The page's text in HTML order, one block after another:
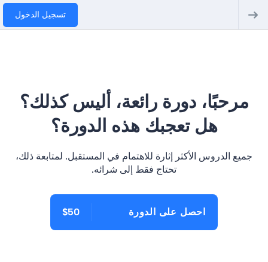
تسجيل الدخول
مرحبًا، دورة رائعة، أليس كذلك؟
هل تعجبك هذه الدورة؟
جميع الدروس الأكثر إثارة للاهتمام في المستقبل. لمتابعة ذلك،
تحتاج فقط إلى شرائه.
احصل على الدورة $50